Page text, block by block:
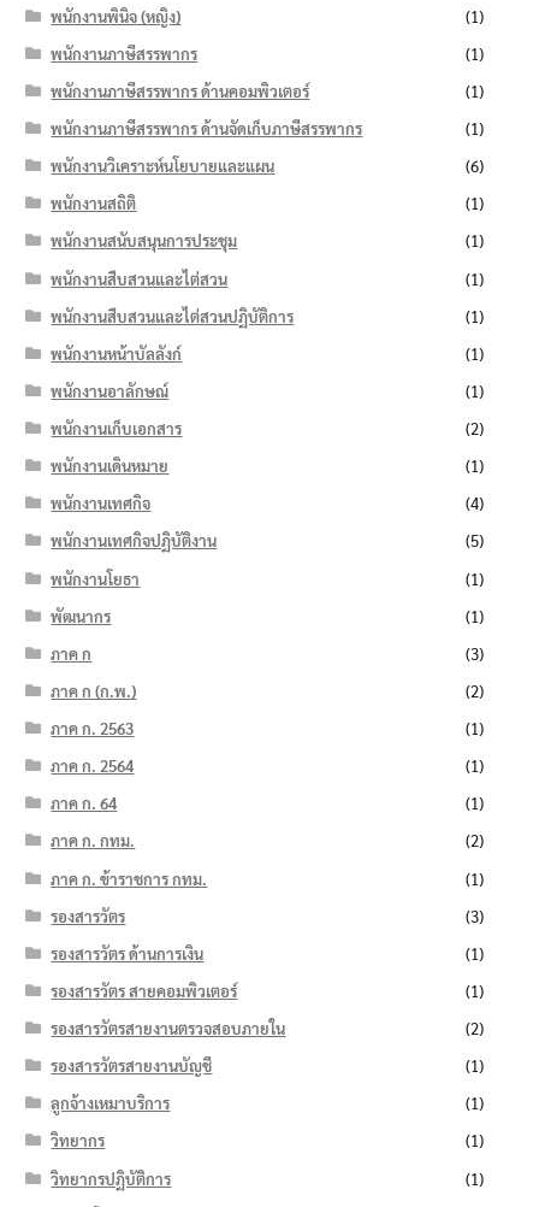
พนักงานพินิจ (หญิง)
(1)
พนักงานภาษีสรรพากร
(1)
พนักงานภาษีสรรพากร ด้านคอมพิวเตอร์
(1)
พนักงานภาษีสรรพากร ด้านจัดเก็บภาษีสรรพากร
(1)
พนักงานวิเคราะห์นโยบายและแผน
(6)
พนักงานสถิติ
(1)
พนักงานสนับสนุนการประชุม
(1)
พนักงานสืบสวนและไต่สวน
(1)
พนักงานสืบสวนและไต่สวนปฏิบัติการ
(1)
พนักงานหน้าบัลลังก์
(1)
พนักงานอาลักษณ์
(1)
พนักงานเก็บเอกสาร
(2)
พนักงานเดินหมาย
(1)
พนักงานเทศกิจ
(4)
พนักงานเทศกิจปฏิบัติงาน
(5)
พนักงานโยธา
(1)
พัฒนากร
(1)
ภาค ก
(3)
ภาค ก (ก.พ.)
(2)
ภาค ก. 2563
(1)
ภาค ก. 2564
(1)
ภาค ก. 64
(1)
ภาค ก. กทม.
(2)
ภาค ก. ข้าราชการ กทม.
(1)
รองสารวัตร
(3)
รองสารวัตร ด้านการเงิน
(1)
รองสารวัตร สายคอมพิวเตอร์
(1)
รองสารวัตรสายงานตรวจสอบภายใน
(2)
รองสารวัตรสายงานบัญชี
(1)
ลูกจ้างเหมาบริการ
(1)
วิทยากร
(1)
วิทยากรปฏิบัติการ
(1)